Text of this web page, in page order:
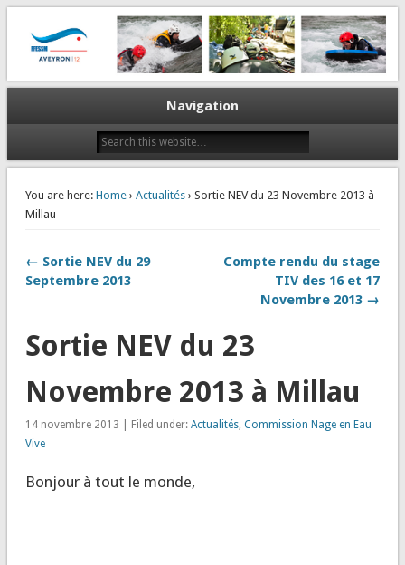
CODEP 12
La plongée en Aveyron…
Navigation
You are here: Home› Actualités› Sortie NEV du 23 Novembre 2013 à
Millau
← Sortie NEV du 29
Septembre 2013
Compte rendu du stage
TIV des 16 et 17
Novembre 2013 →
Sortie NEV du 23
Novembre 2013 à Millau
14 novembre 2013 | Filed under: Actualités, Commission Nage en Eau
Vive
Bonjour à tout le monde,